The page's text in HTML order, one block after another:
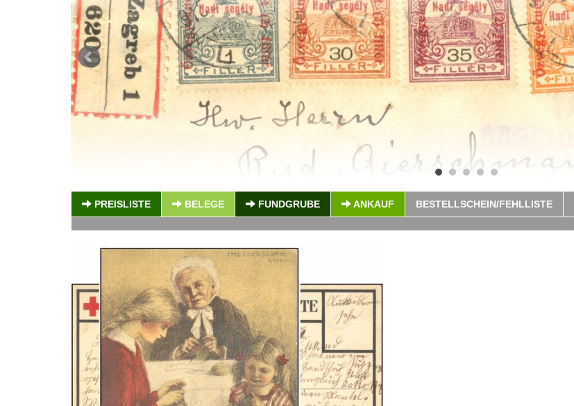
PREISLISTE BELEGE FUNDGRUBE ANKAUF BESTELLSCHEIN/FEHLLISTE